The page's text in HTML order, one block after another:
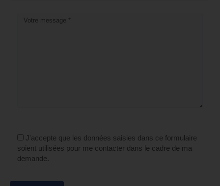
J'accepte que les données saisies dans ce formulaire
soient utilisées pour me contacter dans le cadre de ma
demande.